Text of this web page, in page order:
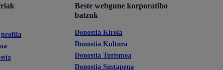
Beste webgune korporatibo
batzuk
Donostia Kirola
Donostia Kultura
Donostia Turismoa
Donostia Sustapena